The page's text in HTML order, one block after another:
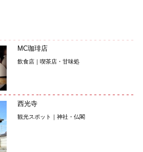
MC珈琲店
飲食店｜喫茶店・甘味処
西光寺
観光スポット｜神社・仏閣